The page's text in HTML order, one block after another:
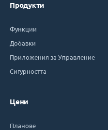
Продукти
Функции
Добавки
Приложения за Управление
Сигурността
Цени
Планове